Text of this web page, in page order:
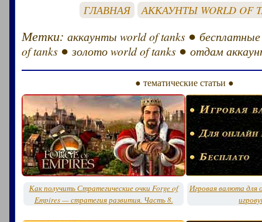
ГЛАВНАЯ АККАУНТЫ WORLD OF
Метки:аккаунты world of tanks ●
of tanks ●золото world of tanks ●отдам
● тематические статьи ●
Как получить Стратегические очки Forge of
Empires — стратегия развития. Часть 8.
Игровая валюта для